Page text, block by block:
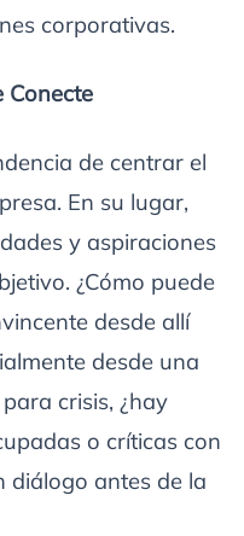
corporativas.
Conecte
de centrar el
En su lugar,
y aspiraciones
¿Cómo puede
desde allí
desde una
crisis, ¿hay
o críticas con
diálogo antes de la